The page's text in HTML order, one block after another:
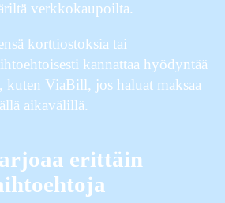
verkkokaupoilta.
korttiostoksia tai
kannattaa hyödyntää
kuten ViaBill, jos haluat maksaa
aikavälillä.
erittäin